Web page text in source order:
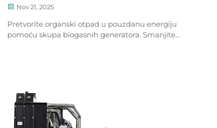
Nov 21, 2025
Pretvorite organski otpad u pouzdanu energiju
pomoću skupa biogasnih generatora. Smanjite